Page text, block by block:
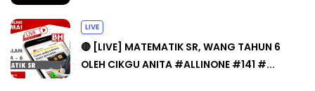
LIVE
🔴 [LIVE] MATEMATIK SR, WANG TAHUN 6
OLEH CIKGU ANITA #ALLINONE #141 #...